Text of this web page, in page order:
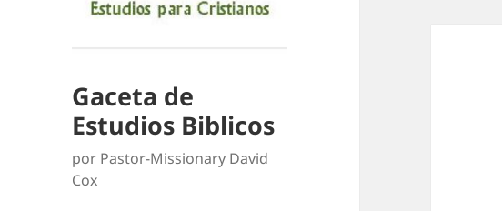
Gaceta de
Estudios Biblicos
por Pastor-Missionary David
Cox